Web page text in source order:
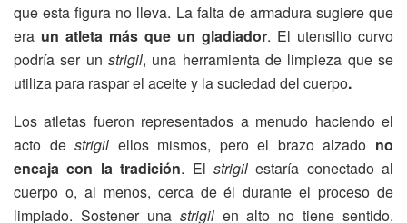
que esta figura no lleva. La falta de armadura sugiere que
era un atleta más que un gladiador. El utensilio curvo
podría ser un strigil, una herramienta de limpieza que se
utiliza para raspar el aceite y la suciedad del cuerpo.
Los atletas fueron representados a menudo haciendo el
acto destrigil ellos mismos, pero el brazo alzado no
encaja con la tradición. El strigilestaría conectado al
cuerpo o, al menos, cerca de él durante el proceso de
limpiado. Sostener una strigilen alto no tiene sentido.